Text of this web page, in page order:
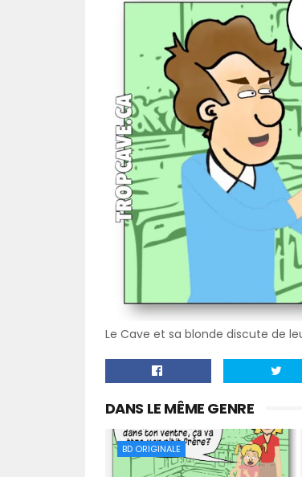
Le Cave et sa blonde discute de
DANS LE MÊME GENRE
BD ORIGINALE